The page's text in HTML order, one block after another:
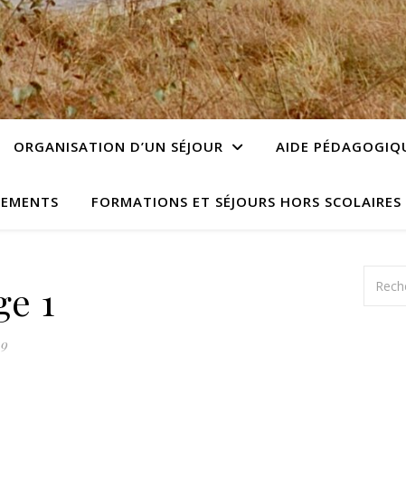
ORGANISATION D’UN SÉJOUR AIDE
FORMATIONS ET SÉJOURS HORS SCOLAIRES
1